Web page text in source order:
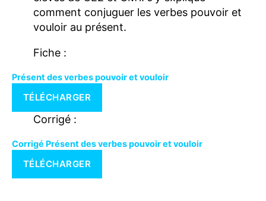
comment conjuguer les verbes pouvoir et
vouloir au présent.
Fiche :
Présent des verbes pouvoir et vouloir
TÉLÉCHARGER
Corrigé :
Corrigé Présent des verbes pouvoir et vouloir
TÉLÉCHARGER